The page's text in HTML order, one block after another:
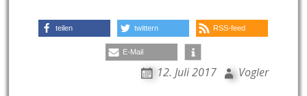
teilen twittern RSS-feed
E-Mail
12. Juli 2017 Vogler